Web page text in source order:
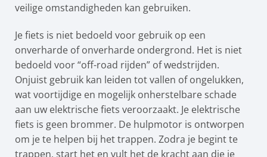
veilige omstandigheden kan gebruiken.
Je fiets is niet bedoeld voor gebruik op een
onverharde of onverharde ondergrond. Het is niet
bedoeld voor “off-road rijden” of wedstrijden.
Onjuist gebruik kan leiden tot vallen of ongelukken,
wat voortijdige en mogelijk onherstelbare schade
aan uw elektrische fiets veroorzaakt. Je elektrische
fiets is geen brommer. De hulpmotor is ontworpen
om je te helpen bij het trappen. Zodra je begint te
trappen, start het en vult het de kracht aan die je